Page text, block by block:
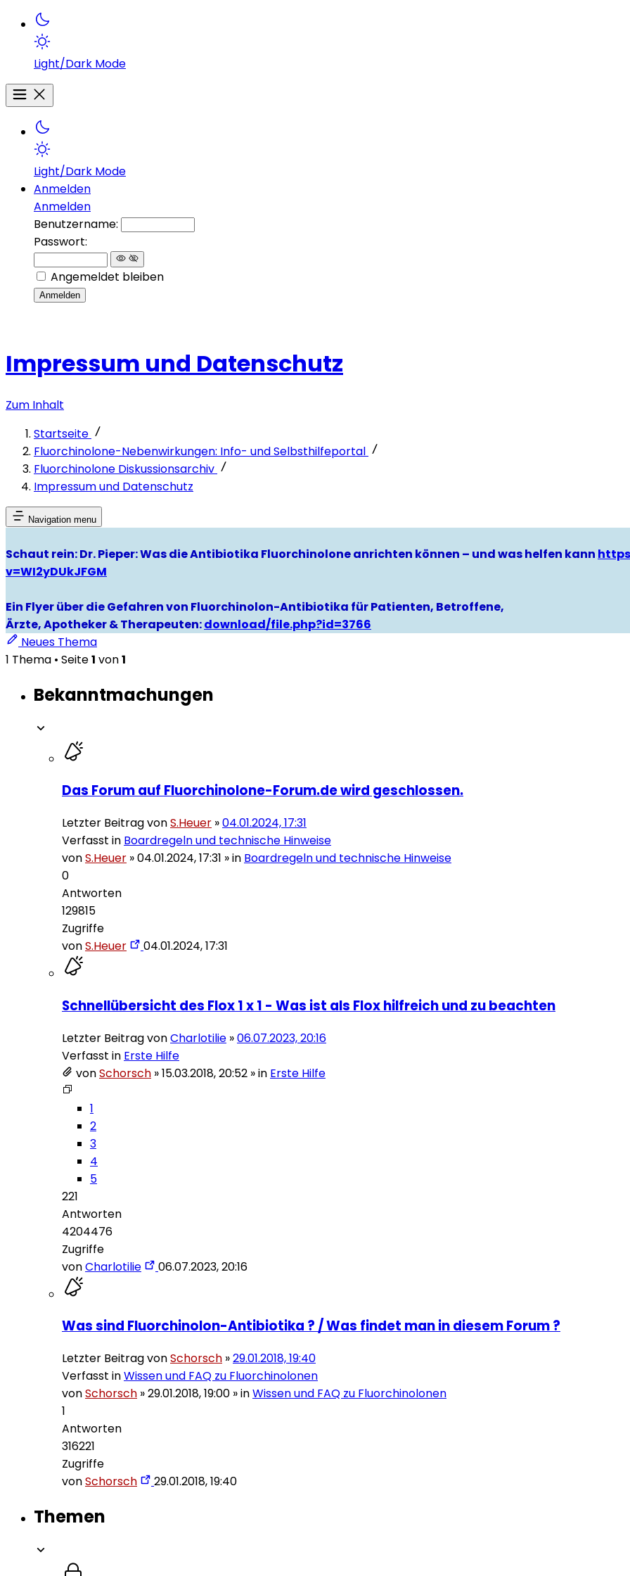
Light/Dark Mode
Light/Dark Mode
Anmelden
Anmelden
Benutzername:
Passwort:
Angemeldet bleiben
Anmelden
Impressum und Datenschutz
Zum Inhalt
Startseite
Fluorchinolone-Nebenwirkungen: Info- und Selbsthilfeportal
Fluorchinolone Diskussionsarchiv
Impressum und Datenschutz
Navigation menu
Schaut rein: Dr. Pieper: Was die Antibiotika Fluorchinolone anrichten können – und was helfen kann
v=WI2yDUkJFGM
Ein Flyer über die Gefahren von Fluorchinolon-Antibiotika für Patienten, Betroffene,
Ärzte, Apotheker & Therapeuten:download/file.php?id=3766
Neues Thema
1 Thema • Seite1 von1
Bekanntmachungen
Das Forum auf Fluorchinolone-Forum.de wird geschlossen.
Letzter Beitrag vonS.Heuer »04.01.2024, 17:31
Verfasst in Boardregeln und technische Hinweise
vonS.Heuer »04.01.2024, 17:31 » in Boardregeln und technische Hinweise
0
Antworten
129815
Zugriffe
vonS.Heuer 04.01.2024, 17:31
Schnellübersicht des Flox 1 x 1 - Was ist als Flox hilfreich und zu beachten
Letzter Beitrag vonCharlotilie »06.07.2023, 20:16
Verfasst in Erste Hilfe
vonSchorsch »15.03.2018, 20:52 » in Erste Hilfe
1
2
3
4
5
221
Antworten
4204476
Zugriffe
vonCharlotilie 06.07.2023, 20:16
Was sind Fluorchinolon-Antibiotika ? / Was findet man in diesem Forum ?
Letzter Beitrag vonSchorsch »29.01.2018, 19:40
Verfasst inWissen und FAQ zu Fluorchinolonen
vonSchorsch »29.01.2018, 19:00 » inWissen und FAQ zu Fluorchinolonen
1
Antworten
316221
Zugriffe
vonSchorsch 29.01.2018, 19:40
Themen